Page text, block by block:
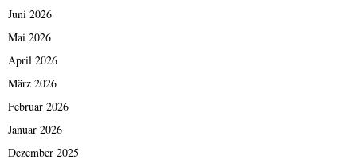
Juni 2026
Mai 2026
April 2026
März 2026
Februar 2026
Januar 2026
Dezember 2025